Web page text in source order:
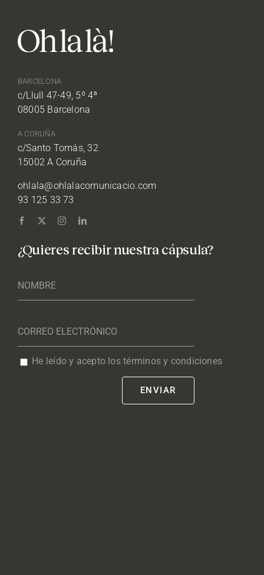
BARCELONA
c/Llull 47-49, 5º 4ª
08005 Barcelona
A CORUÑA
c/Santo Tomás, 32
15002 A Coruña
ohlala@ohlalacomunicacio.com
93 125 33 73
¿Quieres recibir nuestra cápsula?
He leído y acepto los términos y condiciones